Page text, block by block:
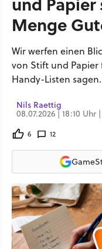
Menge
Wir werfen einen
von Stift und Papier
Handy-Listen sagen.
Nils Raettig
08.07.2026 | 18:10
6 12